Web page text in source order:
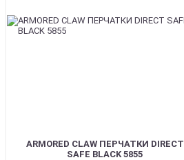
ARMORED CLAW ПЕРЧАТКИ DIRECT
SAFE BLACK 5855